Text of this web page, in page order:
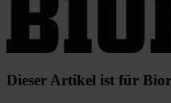
Dieser Artikel ist für